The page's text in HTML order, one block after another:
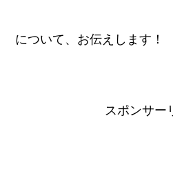
について、お伝えします！
スポンサー